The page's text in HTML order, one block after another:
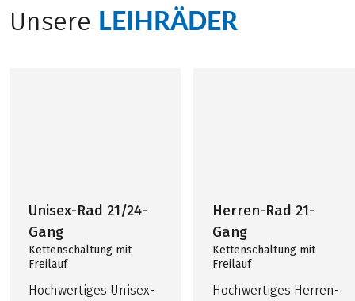
Unsere LEIHRÄDER
Unisex-Rad 21/24-
Gang
Kettenschaltung mit
Freilauf
Hochwertiges Unisex-
Herren-Rad 21-
Gang
Kettenschaltung mit
Freilauf
Hochwertiges Herren-